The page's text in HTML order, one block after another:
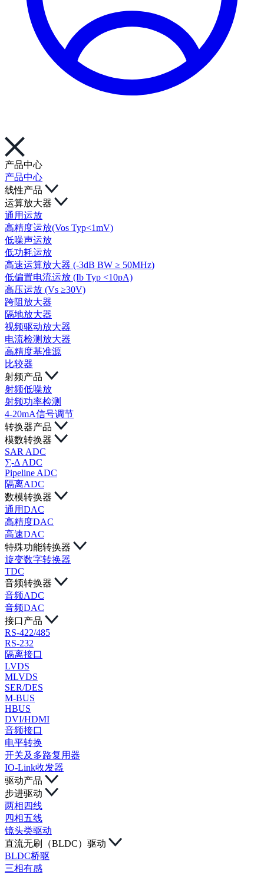
产品中心
产品中心
线性产品
运算放大器
通用运放
高精度运放(Vos Typ<1mV)
低噪声运放
低功耗运放
高速运算放大器 (-3dB BW ≥ 50MHz)
低偏置电流运放 (Ib Typ <10pA)
高压运放 (Vs ≥30V)
跨阻放大器
隔地放大器
视频驱动放大器
电流检测放大器
高精度基准源
比较器
射频产品
射频低噪放
射频功率检测
4-20mA信号调节
转换器产品
模数转换器
SAR ADC
∑-Δ ADC
Pipeline ADC
隔离ADC
数模转换器
通用DAC
高精度DAC
高速DAC
特殊功能转换器
旋变数字转换器
TDC
音频转换器
音频ADC
音频DAC
接口产品
RS-422/485
RS-232
隔离接口
LVDS
MLVDS
SER/DES
M-BUS
HBUS
DVI/HDMI
音频接口
电平转换
开关及多路复用器
IO-Link收发器
驱动产品
步进驱动
两相四线
四相五线
镜头类驱动
直流无刷（BLDC）驱动
BLDC桥驱
三相有感